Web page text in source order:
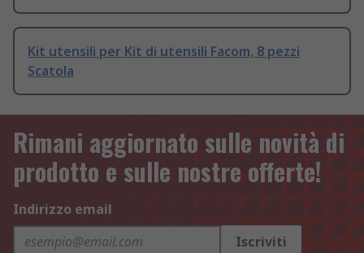
Kit utensili per Kit di utensili Facom, 8 pezzi
Scatola
Rimani aggiornato sulle novità di
prodotto e sulle nostre offerte!
Indirizzo email
Iscriviti